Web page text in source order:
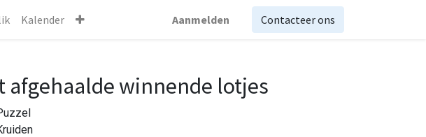
Kalender Aanmelden Contacteer ons
afgehaalde winnende lotjes